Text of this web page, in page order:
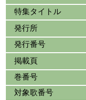
特集タイトル
発行所
発行番号
掲載頁
巻番号
対象歌番号